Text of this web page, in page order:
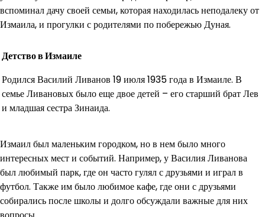
вспоминал дачу своей семьи, которая находилась неподалеку от
Измаила, и прогулки с родителями по побережью Дуная.
Детство в Измаиле
Родился Василий Ливанов 19 июля 1935 года в Измаиле. В
семье Ливановых было еще двое детей – его старший брат Лев
и младшая сестра Зинаида.
Измаил был маленьким городком, но в нем было много
интересных мест и событий. Например, у Василия Ливанова
был любимый парк, где он часто гулял с друзьями и играл в
футбол. Также им было любимое кафе, где они с друзьями
собирались после школы и долго обсуждали важные для них